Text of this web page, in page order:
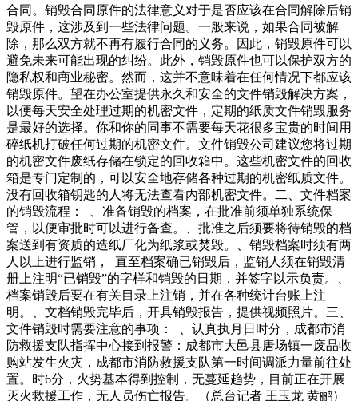
合同。销毁合同原件的法律意义对于是否应该在合同解除后销
毁原件，这涉及到一些法律问题。一般来说，如果合同被解
除，那么双方就不再有履行合同的义务。因此，销毁原件可以
避免未来可能出现的纠纷。此外，销毁原件也可以保护双方的
隐私权和商业秘密。然而，这并不意味着在任何情况下都应该
销毁原件。望在办公室提供永久和安全的文件销毁解决方案，
以便每天安全处理过期的机密文件，定期的纸质文件销毁服务
是最好的选择。你和你的同事不需要每天花很多宝贵的时间用
碎纸机打破任何过期的机密文件。文件销毁公司建议您将过期
的机密文件废纸存储在锁定的回收箱中。这些机密文件的回收
箱是专门定制的，可以安全地存储各种过期的机密纸质文件。
没有回收箱钥匙的人将无法查看内部机密文件。二、文件档案
的销毁流程： 、准备销毁的档案，在批准前须单独系统保
管，以便审批时可以进行备查。、批准之后须要将待销毁的档
案送到有资质的造纸厂化为纸浆或焚毁。、销毁档案时须有两
人以上进行监销， 直至档案确已销毁后，监销人须在销毁清
册上注明“已销毁”的字样和销毁的日期，并签字以示负责。、
档案销毁后要在有关目录上注销，并在各种统计台账上注
明。、文档销毁完毕后，开具销毁报告，提供视频照片。三、
文件销毁时需要注意的事项： 、认真执月日时分，成都市消
防救援支队指挥中心接到报警：成都市大邑县唐场镇一废品收
购站发生火灾，成都市消防救援支队第一时间调派力量前往处
置。时6分，火势基本得到控制，无蔓延趋势，目前正在开展
灭火救援工作，无人员伤亡报告。（总台记者 王玉龙 黄鹂）